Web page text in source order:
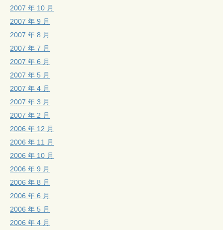
2007 年 10 月
2007 年 9 月
2007 年 8 月
2007 年 7 月
2007 年 6 月
2007 年 5 月
2007 年 4 月
2007 年 3 月
2007 年 2 月
2006 年 12 月
2006 年 11 月
2006 年 10 月
2006 年 9 月
2006 年 8 月
2006 年 6 月
2006 年 5 月
2006 年 4 月